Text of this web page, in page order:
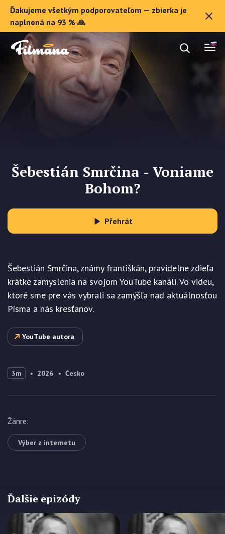
Ďakujeme všetkým podporovateľom — zbierka je
naplnená na 93 % 🙏
O Filmane
Darčekové poukazy
Zaregistrovať sa
Šebestián Smrčina - Voniame
Bohom?
Přehrát
Šebestián Smrčina, známy františkán, pravidelne zdieľa
krátke zamyslenia na svojom YouTube kanáli. Vo videu,
ktoré sme pre vás vybrali sa zamýšľa nad aktuálnosťou
Písma a nás kresťanov.
YouTube autora
3m 2026 Česko
Žánre:
Výber z internetu
Ďalšie epizódy